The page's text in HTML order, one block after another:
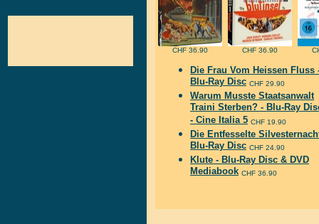
CHF 36.90 CHF 36.90
Die Frau Vom Heissen Fluss
Blu-Ray Disc CHF 29.90
Warum Musste Staatsanwalt
Traini Sterben? - Blu-Ray
- Cine Italia 5 CHF 19.90
Die Entfesselte
Blu-Ray Disc CHF 24.90
Klute - Blu-Ray Disc & DVD
Mediabook CHF 36.90